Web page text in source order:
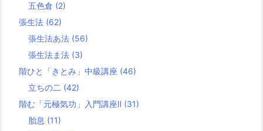
五色倉 (2)
張生法 (62)
張生法あ法 (56)
張生法ま法 (3)
階ひと「きとみ」中級講座 (46)
立ちの二 (42)
階む「元極気功」入門講座Ⅱ (31)
胎息 (11)